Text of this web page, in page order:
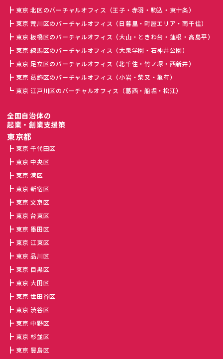
東京 北区のバーチャルオフィス（王子・赤羽・駒込・東十条）
東京 荒川区のバーチャルオフィス（日暮里・町屋エリア・南千住）
東京 板橋区のバーチャルオフィス（大山・ときわ台・蓮根・高島平）
東京 練馬区のバーチャルオフィス（大泉学園・石神井公園）
東京 足立区のバーチャルオフィス（北千住・竹ノ塚・西新井）
東京 葛飾区のバーチャルオフィス（小岩・柴又・亀有）
東京 江戸川区のバーチャルオフィス（葛西・船堀・松江）
全国自治体の
起業・創業支援策
東京都
東京 千代田区
東京 中央区
東京 港区
東京 新宿区
東京 文京区
東京 台東区
東京 墨田区
東京 江東区
東京 品川区
東京 目黒区
東京 大田区
東京 世田谷区
東京 渋谷区
東京 中野区
東京 杉並区
東京 豊島区